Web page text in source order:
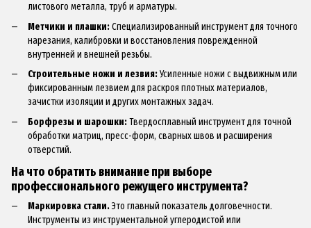
листового металла, труб и арматуры.
Метчики и плашки:Специализированный инструмент для точного
нарезания, калибровки и восстановления поврежденной
внутренней и внешней резьбы.
Строительные ножи и лезвия:Усиленные ножи с выдвижным или
фиксированным лезвием для раскроя плотных материалов,
зачистки изоляции и других монтажных задач.
Борфрезы и шарошки:Твердосплавный инструмент для точной
обработки матриц, пресс-форм, сварных швов и расширения
отверстий.
На что обратить внимание при выборе
профессионального режущего инструмента?
Маркировка стали.Это главный показатель долговечности.
Инструменты из инструментальной углеродистой или